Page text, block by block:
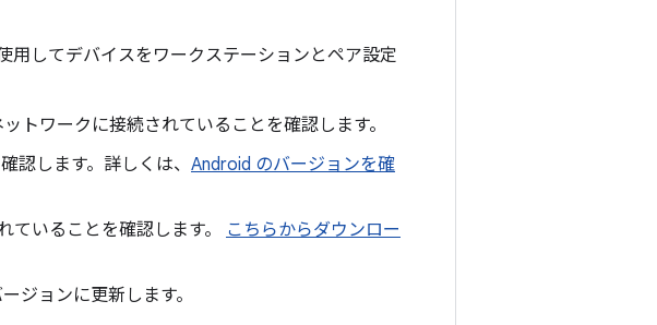
用してデバイスをワークステーションとペア設定
トワークに接続されていることを確認します。
認します。詳しくは、 Android のバージョンを確
ていることを確認します。 こちらからダウンロー
ジョンに更新します。